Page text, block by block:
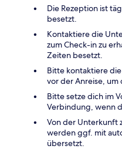
Die Rezeption ist
besetzt.
Kontaktiere die
zum Check-in zu
Zeiten besetzt.
Bitte kontaktiere
vor der Anreise, um
Bitte setze dich im
Verbindung, wenn
Von der Unterkunft
werden ggf. mit
übersetzt.